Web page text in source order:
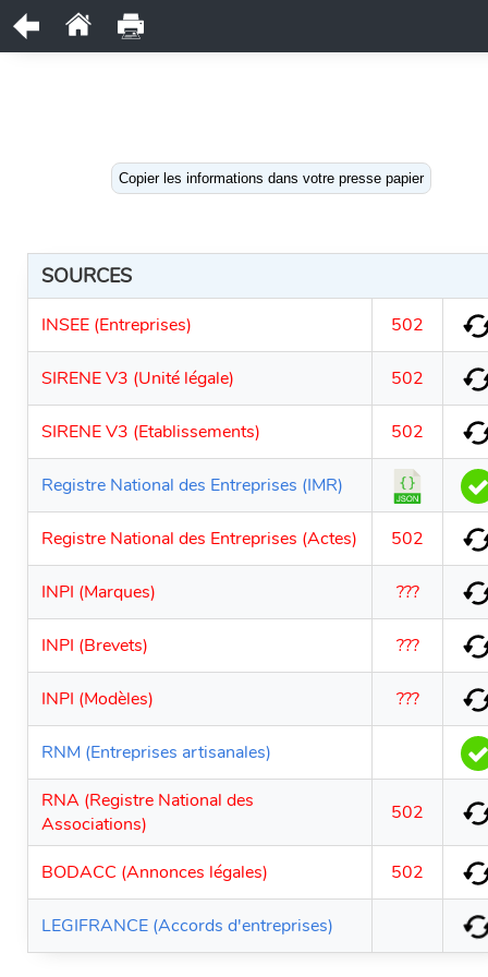
Copier les informations dans votre presse papier
SOURCES
INSEE (Entreprises) 502
SIRENE V3 (Unité légale) 502
SIRENE V3 (Etablissements) 502
Registre National des Entreprises (IMR)
Registre National des Entreprises (Actes) 502
INPI (Marques) ???
INPI (Brevets) ???
INPI (Modèles) ???
RNM (Entreprises artisanales)
RNA (Registre National des
Associations)
502
BODACC (Annonces légales) 502
LEGIFRANCE (Accords d'entreprises)